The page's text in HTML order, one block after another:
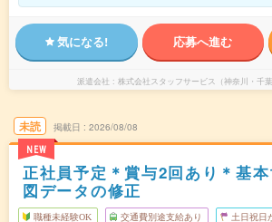
気になる! 応募へ進む
派遣会社 株式会社スタッフサービス（神奈川・千葉
未読
NEW
掲載日 2026/08/08
正社員予定＊賞与2回あり＊基
図データの修正
職種未経験OK 交通費別途支給あり 土日祝日